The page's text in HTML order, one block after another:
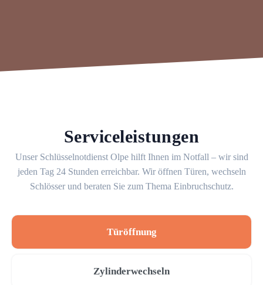
Serviceleistungen
Unser Schlüsselnotdienst Olpe hilft Ihnen im Notfall – wir sind
jeden Tag 24 Stunden erreichbar. Wir öffnen Türen, wechseln
Schlösser und beraten Sie zum Thema Einbruchschutz.
Türöffnung
Zylinderwechseln